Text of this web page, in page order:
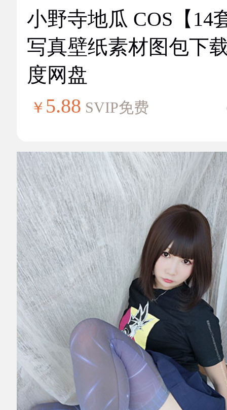
小野寺地瓜 COS【14
写真壁纸素材图包下
度网盘
￥ 5.88 SVIP免费